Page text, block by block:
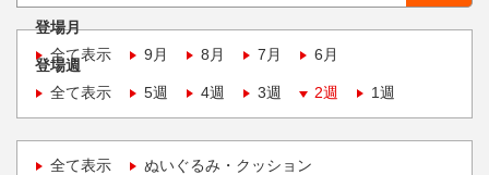
登場月
全て表示
9月 8月 7月 6月
登場週
全て表示
5週 4週 3週 2週 1週
全て表示 ぬいぐるみ・クッション